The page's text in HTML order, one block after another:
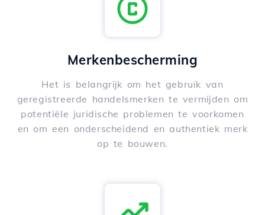
Merkenbescherming
Het is belangrijk om het gebruik van
geregistreerde handelsmerken te vermijden om
potentiële juridische problemen te voorkomen
en om een onderscheidend en authentiek merk
op te bouwen.